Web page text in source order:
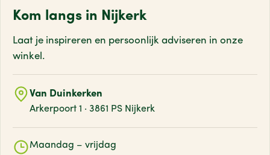
Kom langs in Nijkerk
Laat je inspireren en persoonlijk adviseren in onze
winkel.
Van Duinkerken
Arkerpoort 1 · 3861 PS Nijkerk
Maandag – vrijdag